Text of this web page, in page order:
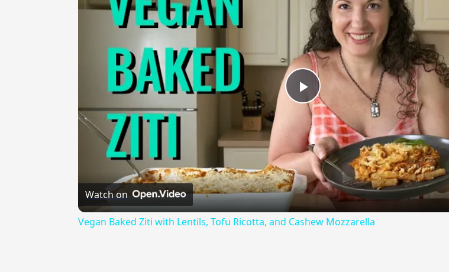
Play
Video
Watch on
Vegan Baked Ziti with Lentils, Tofu Ricotta, and Cashew Mozzarella